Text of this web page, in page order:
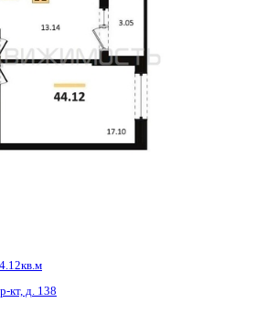
45.5кв.м
ул., д. 19